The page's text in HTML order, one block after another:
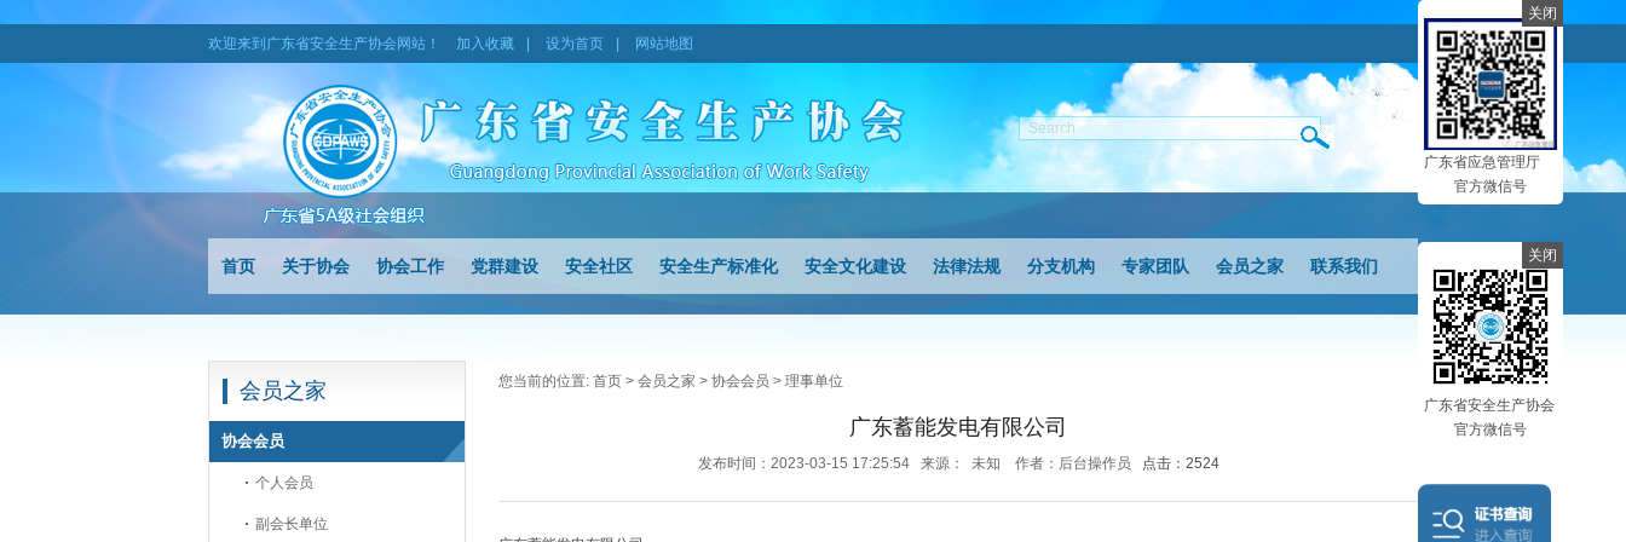
欢迎来到广东省安全生产协会网站！ 加入收藏 设为首页 网站地图
首页 关于协会 协会工作 党群建设 安全社区 安全生产标准化 安全文化建设 法律法规 分支机构 专家团队 会员之家 联系我们
会员之家
协会会员
个人会员
副会长单位
您当前的位置: 首页 > 会员之家 > 协会会员 > 理事单位
广东蓄能发电有限公司
发布时间：2023-03-15 17:25:54 来源： 未知 作者：后台操作员 点击：2524
广东省应急管理厅
官方微信号
关闭
广东省安全生产协会
官方微信号
关闭